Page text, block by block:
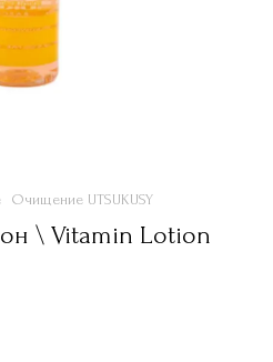
Очищение UTSUKUSY
\ Vitamin Lotion